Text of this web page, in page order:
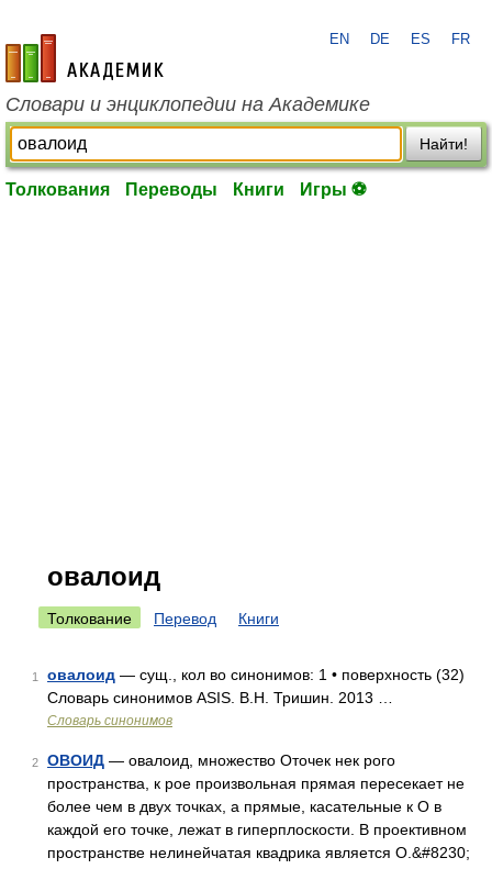
academic.ru
EN DE ES FR
Словари и энциклопедии на Академике
Найти!
Толкования Переводы Книги Игры ⚽
овалоид
Толкование Перевод Книги
1 овалоид — сущ., кол во синонимов: 1 • поверхность (32)
Словарь синонимов ASIS. В.Н. Тришин. 2013 …
Словарь синонимов
2 ОВОИД — овалоид, множество Оточек нек рого
пространства, к рое произвольная прямая пересекает не
более чем в двух точках, а прямые, касательные к О в
каждой его точке, лежат в гиперплоскости. В проективном
пространстве нелинейчатая квадрика является О.&#8230;